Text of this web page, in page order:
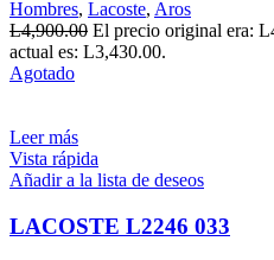
Hombres, Lacoste, Aros
L4,900.00 El precio original era:
actual es: L3,430.00.
Agotado
Leer más
Vista rápida
Añadir a la lista de deseos
LACOSTE L2246 033